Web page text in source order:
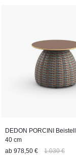
DEDON PORCINI
40 cm
ab 978,50 € 1.030 €